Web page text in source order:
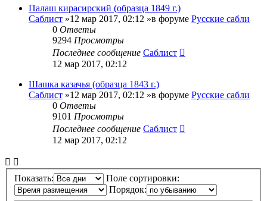
Палаш кирасирский (образца 1849 г.)
Саблист »12 мар 2017, 02:12 »в форуме Русские сабли
0 Ответы
9294 Просмотры
Последнее сообщение Саблист
12 мар 2017, 02:12
Шашка казачья (образца 1843 г.)
Саблист »12 мар 2017, 02:12 »в форуме Русские сабли
0 Ответы
9101 Просмотры
Последнее сообщение Саблист
12 мар 2017, 02:12
Показать:
Поле сортировки:
Порядок: